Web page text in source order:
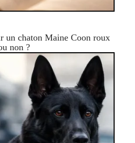
un chaton Maine Coon roux
non ?